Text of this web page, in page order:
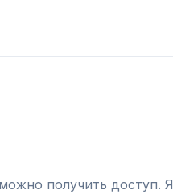
получить доступ. Я